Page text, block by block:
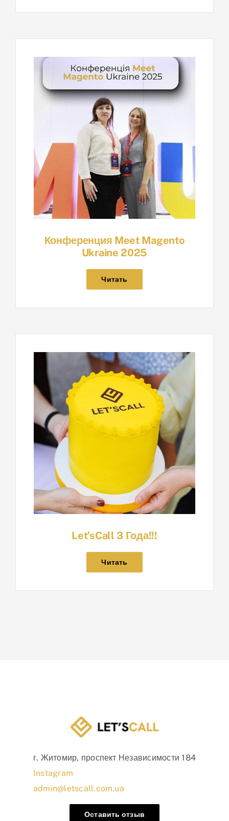
Конференция Meet Magento
Ukraine 2025
Читать
Let’sCall 3 Года!!!
Читать
г. Житомир, проспект Независимости 184
Instagram
admin@letscall.com.ua
Оставить отзыв